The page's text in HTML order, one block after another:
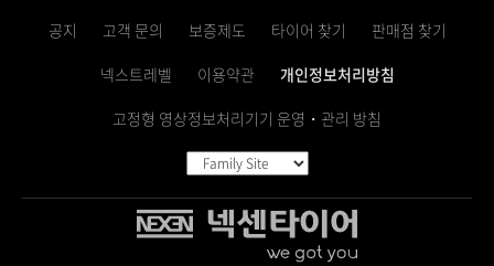
공지 고객 문의 보증제도 타이어 찾기
판매점 찾기
넥스트레벨
이용약관
개인정보처리방침
고정형 영상정보처리기기 운영・관리 방침